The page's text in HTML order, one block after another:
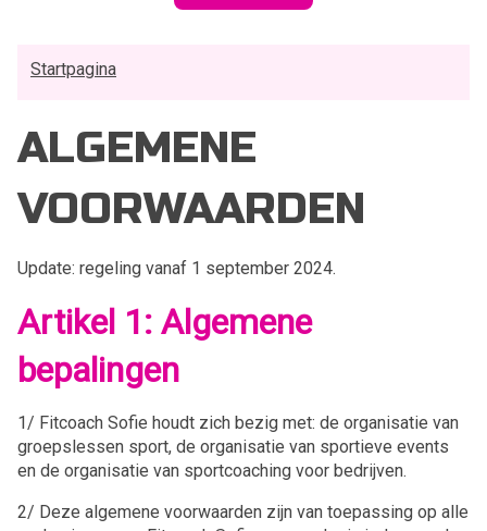
Startpagina
ALGEMENE
VOORWAARDEN
Update: regeling vanaf 1 september 2024.
Artikel 1: Algemene
bepalingen
1/ Fitcoach Sofie houdt zich bezig met: de organisatie van
groepslessen sport, de organisatie van sportieve events
en de organisatie van sportcoaching voor bedrijven.
2/ Deze algemene voorwaarden zijn van toepassing op alle